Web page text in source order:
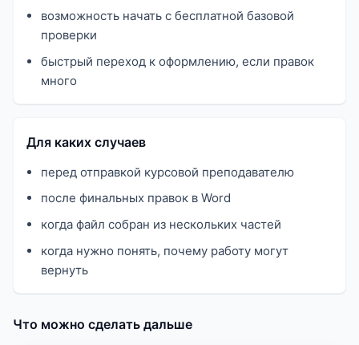
возможность начать с бесплатной базовой
проверки
быстрый переход к оформлению, если правок
много
Для каких случаев
перед отправкой курсовой преподавателю
после финальных правок в Word
когда файл собран из нескольких частей
когда нужно понять, почему работу могут
вернуть
Что можно сделать дальше